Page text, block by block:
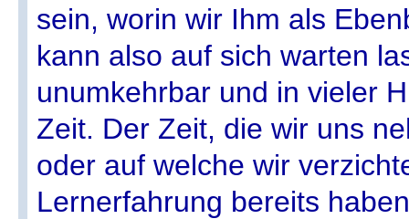
sein, worin wir Ihm als
kann also auf sich warten
unumkehrbar und in vieler
Zeit. Der Zeit, die wir uns
oder auf welche wir
Lernerfahrung bereits